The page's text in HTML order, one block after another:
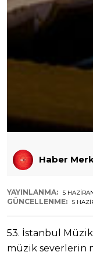
Haber
YAYINLANMA: 5
GÜNCELLENME: 5
53. İstanbul
müzik severlerin